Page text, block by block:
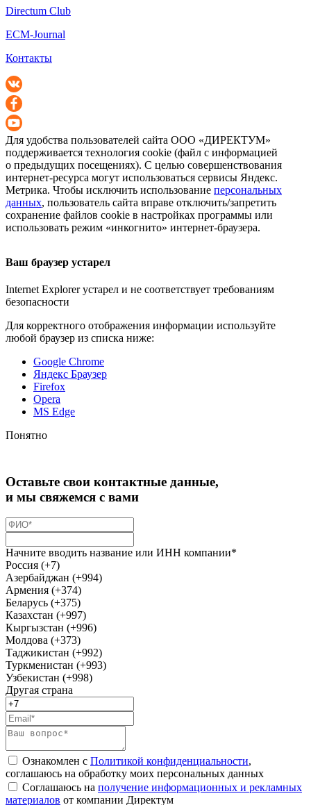
Directum Club
ECM-Journal
Контакты
Для удобства пользователей сайта ООО «ДИРЕКТУМ»
поддерживается технология cookie (файл с информацией
о предыдущих посещениях). С целью совершенствования
интернет-ресурса могут использоваться сервисы Яндекс.
Метрика. Чтобы исключить использование персональных
данных, пользователь сайта вправе отключить/запретить
сохранение файлов cookie в настройках программы или
использовать режим «инкогнито» интернет-браузера.
Ваш браузер устарел
Internet Explorer устарел и не соответствует требованиям
безопасности
Для корректного отображения информации используйте
любой браузер из списка ниже:
Google Chrome
Яндекс Браузер
Firefox
Opera
MS Edge
Понятно
Оставьте свои контактные данные,
и мы свяжемся с вами
Начните вводить название или ИНН компании*
Россия (+7)
Азербайджан (+994)
Армения (+374)
Беларусь (+375)
Казахстан (+997)
Кыргызстан (+996)
Молдова (+373)
Таджикистан (+992)
Туркменистан (+993)
Узбекистан (+998)
Другая страна
Ознакомлен с Политикой конфиденциальности,
соглашаюсь на обработку моих персональных данных
Соглашаюсь на получение информационных и рекламных
материалов от компании Директум